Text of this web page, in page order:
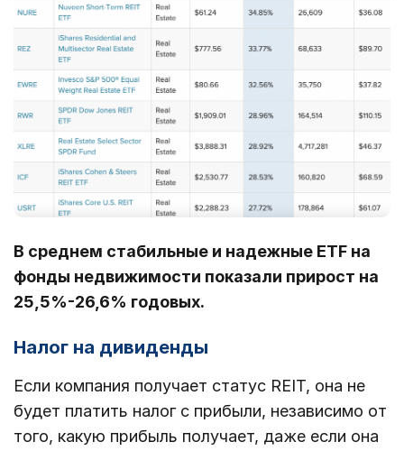
В среднем стабильные и надежные ETF на
фонды недвижимости показали прирост на
25,5%-26,6% годовых.
Налог на дивиденды
Если компания получает статус REIT, она не
будет платить налог с прибыли, независимо от
того, какую прибыль получает, даже если она